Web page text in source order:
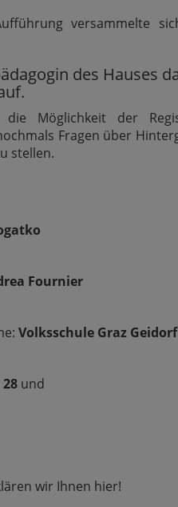
versammelte
des Hauses
Möglichkeit der
Fragen über
stellen.
Fournier
Volksschule Graz Geidorf
und
wir Ihnen hier!